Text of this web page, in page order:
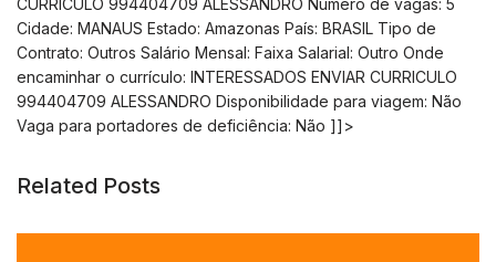
Cidade: MANAUS Estado: Amazonas País: BRASIL Tipo de
Contrato: Outros Salário Mensal: Faixa Salarial: Outro Onde
encaminhar o currículo: INTERESSADOS ENVIAR CURRICULO
994404709 ALESSANDRO Disponibilidade para viagem: Não
Vaga para portadores de deficiência: Não ]]>
Related Posts